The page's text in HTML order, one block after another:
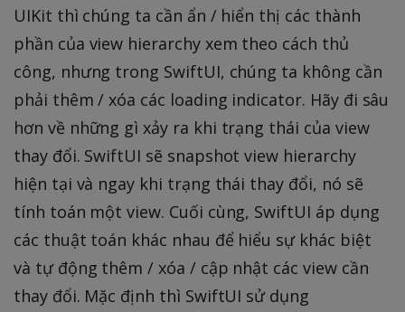
UIKit thì chúng ta cần ẩn / hiển thị các thành
phần của view hierarchy xem theo cách thủ
công, nhưng trong SwiftUI, chúng ta không cần
phải thêm / xóa các loading indicator. Hãy đi sâu
hơn về những gì xảy ra khi trạng thái của view
thay đổi. SwiftUI sẽ snapshot view hierarchy
hiện tại và ngay khi trạng thái thay đổi, nó sẽ
tính toán một view. Cuối cùng, SwiftUI áp dụng
các thuật toán khác nhau để hiểu sự khác biệt
và tự động thêm / xóa / cập nhật các view cần
thay đổi. Mặc định thì SwiftUI sử dụng